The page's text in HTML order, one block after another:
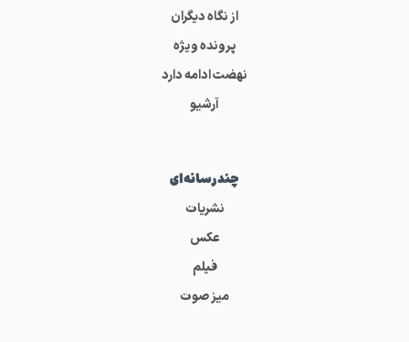
از نگاه دیگران
پرونده ویژه
نهضت ادامه دارد
آرشیو
چندرسانه‌ای
نشریات
عکس
فیلم
میز صوت